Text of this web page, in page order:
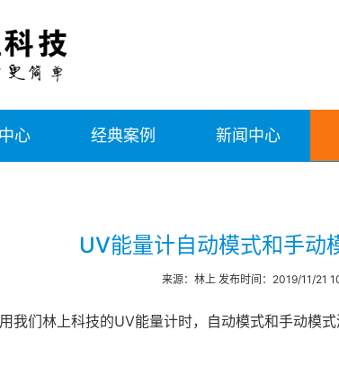
心 经典案例 新闻中心
UV能量计自动模式和手动
来源：林上 发布时间：2019/11/21
我们林上科技的UV能量计时，自动模式和手动模